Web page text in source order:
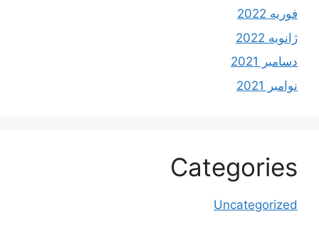
فوریه 2022
ژانویه 2022
دسامبر 2021
نوامبر 2021
Categories
Uncategorized